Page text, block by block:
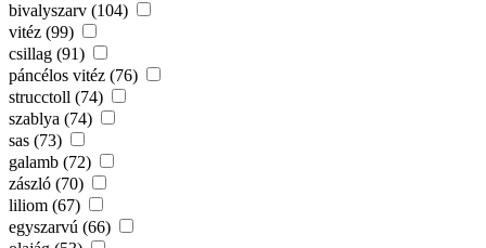
bivalyszarv (104)
vitéz (99)
csillag (91)
páncélos vitéz (76)
strucctoll (74)
szablya (74)
sas (73)
galamb (72)
zászló (70)
liliom (67)
egyszarvú (66)